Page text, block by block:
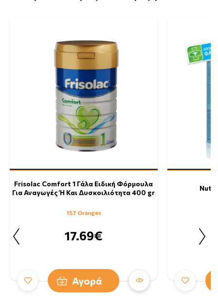
Frisolac Comfort 1 Γάλα Ειδική Φόρμουλα
Για Αναγωγές Ή Και Δυσκοιλιότητα 400 gr
157 Oranges
17.69€
Αγορά